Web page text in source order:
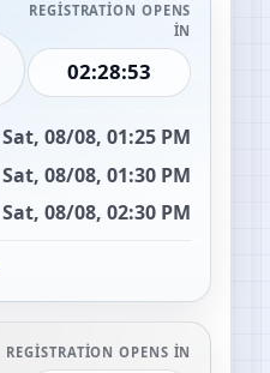
REGISTRATION OPENS
IN
02:28:52
Sat, 08/08, 01:25 PM
Sat, 08/08, 01:30 PM
Sat, 08/08, 02:30 PM
REGISTRATION OPENS IN